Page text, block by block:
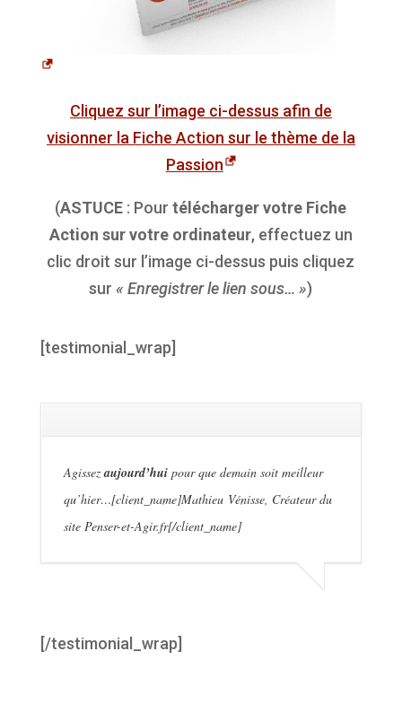
Cliquez sur l’image ci-dessus afin de
visionner la Fiche Action sur le thème de la
Passion
(ASTUCE : Pourtélécharger votre Fiche
Action sur votre ordinateur, effectuez un
clic droit sur l’image ci-dessus puis cliquez
sur« Enregistrer le lien sous… »)
[testimonial_wrap]
Agissezaujourd’huipour que demain soit meilleur
qu’hier…[client_name]Mathieu Vénisse, Créateur du
site Penser-et-Agir.fr[/client_name]
[/testimonial_wrap]